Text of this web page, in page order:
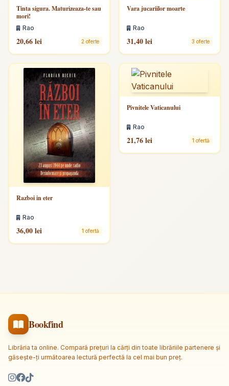
Tinta sigura. Maturizeaza-te sau
mori!
Rao
20,66 lei 2 oferte
Vara jucariilor moarte
Rao
31,40 lei 3 oferte
Razboi in eter
Rao
36,00 lei 1 ofertă
Pivnitele Vaticanului
Rao
21,76 lei 1 ofertă
Bookfind
Librăria ta online. Compară prețuri la cărți din toate librăriile partenere și
găsește-ți următoarea lectură perfectă la cel mai bun preț.